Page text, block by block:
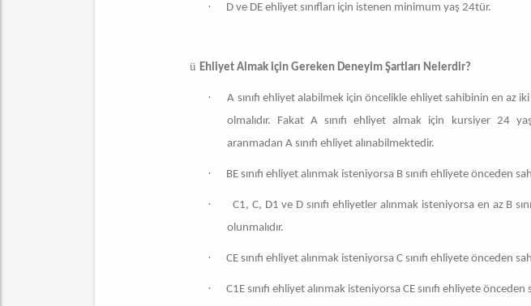
· D ve DE ehliyet sınıfları için istenen minimum yaş 24tür.
ü Ehliyet Almak için Gereken Deneyim Şartları Nelerdir?
·
A sınıfı ehliyet alabilmek için öncelikle ehliyet sahibinin en az
olmalıdır. Fakat A sınıfı ehliyet almak için kursiyer 24
aranmadan A sınıfı ehliyet alınabilmektedir.
· BE sınıfı ehliyet alınmak isteniyorsa B sınıfı ehliyete önceden
·
C1, C, D1 ve D sınıfı ehliyetler alınmak isteniyorsa en az B
olunmalıdır.
· CE sınıfı ehliyet alınmak isteniyorsa C sınıfı ehliyete önceden
· C1E sınıfı ehliyet alınmak isteniyorsa CE sınıfı ehliyete önceden